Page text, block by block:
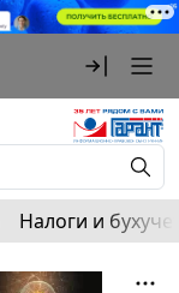
Налоги и